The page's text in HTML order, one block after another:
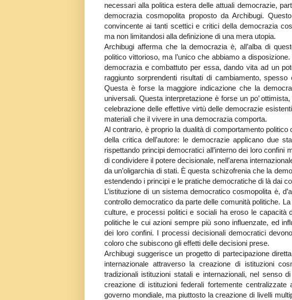
necessari alla politica estera delle attuali democrazie,
democrazia cosmopolita proposto da Archibugi.
convincente ai tanti scettici e critici della democrazia
ma non limitandosi alla definizione di una mera utopia.
Archibugi afferma che la democrazia è, all’alba di
politico vittorioso, ma l’unico che abbiamo a
democrazia e combattuto per essa, dando vita ad un
raggiunto sorprendenti risultati di cambiamento,
Questa è forse la maggiore indicazione che la
universali. Questa interpretazione è forse un po’
celebrazione delle effettive virtù delle democrazie
materiali che il vivere in una democrazia comporta.
Al contrario, è proprio la dualità di comportamento
della critica dell’autore: le democrazie applicano due
rispettando principi democratici all’interno dei loro confini
di condividere il potere decisionale, nell’arena
da un’oligarchia di stati. È questa schizofrenia che la
estendendo i principi e le pratiche democratiche di là dai
L’istituzione di un sistema democratico cosmopolita è,
controllo democratico da parte delle comunità politiche.
culture, e processi politici e sociali ha eroso le capacità
politiche le cui azioni sempre più sono influenzate, ed
dei loro confini. I processi decisionali democratici
coloro che subiscono gli effetti delle decisioni prese.
Archibugi suggerisce un progetto di partecipazione
internazionale attraverso la creazione di istituzioni
tradizionali istituzioni statali e internazionali, nel senso
creazione di istituzioni federali fortemente
governo mondiale, ma piuttosto la creazione di livelli